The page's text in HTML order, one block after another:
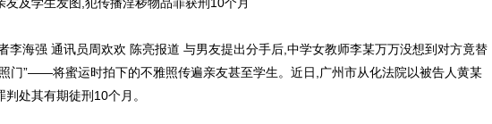
海强 通讯员周欢欢 陈亮报道 与男友提出分手后,中学女教师李某万万没想到对方竟替
门”——将蜜运时拍下的不雅照传遍亲友甚至学生。近日,广州市从化法院以被告人黄某
处其有期徒刑10个月。